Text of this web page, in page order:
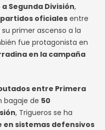
Segunda División,
oficiales entre
primer ascenso a la
fue protagonista en
en la campaña
entre Primera
bagaje de 50
, Trigueros se ha
en sistemas defensivos